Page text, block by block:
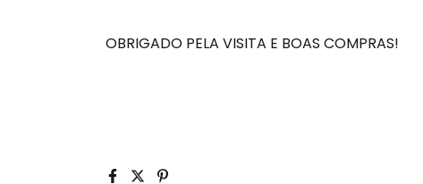
OBRIGADO PELA VISITA E BOAS COMPRAS!